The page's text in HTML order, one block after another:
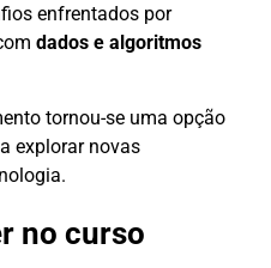
enfrentados por
dados e algoritmos
tornou-se uma opção
explorar novas
no curso